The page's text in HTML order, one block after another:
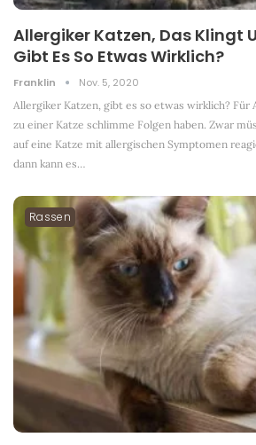
Allergiker Katzen, Das Klingt
Gibt Es So Etwas Wirklich?
Franklin Nov. 5, 2020
Allergiker Katzen, gibt es so etwas wirklich? Für
zu einer Katze schlimme Folgen haben. Zwar
auf eine Katze mit allergischen Symptomen
dann kann es…
Rassen